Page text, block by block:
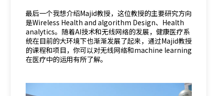
最后一个我想介绍Majid教授，这位教授的主要研究方向
是Wireless Health and algorithm Design、Health
analytics。随着AI技术和无线网络的发展，健康医疗系
统在目前的大环境下也渐渐发展了起来，通过Majid教授
的课程和项目，你可以对无线网络和machine learning
在医疗中的运用有所了解。